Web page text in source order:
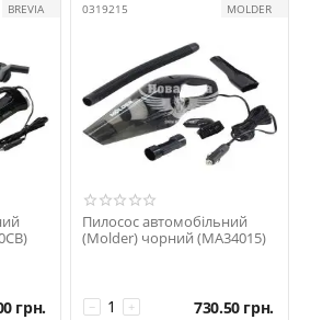
транспортному засобі. Замовляйте
«Нова Сила» онлайн та отримуйте
Україні.
BREVIA
грн.
0319215 MOLDER
Пилосос автомобільний
(Molder) чорний (MA34015)
+
− 730.50 грн.